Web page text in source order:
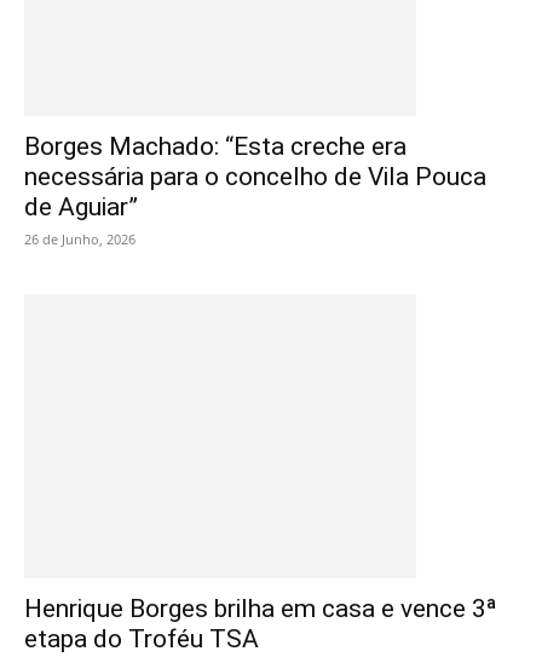
Borges Machado: “Esta creche era
necessária para o concelho de Vila Pouca
de Aguiar”
26 de Junho, 2026
Henrique Borges brilha em casa e vence 3ª
etapa do Troféu TSA